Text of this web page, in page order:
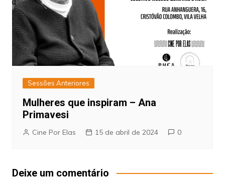
Sessões Anteriores
Mulheres que inspiram – Ana
Primavesi
Cine Por Elas 15 de abril de 2024 0
Deixe um comentário